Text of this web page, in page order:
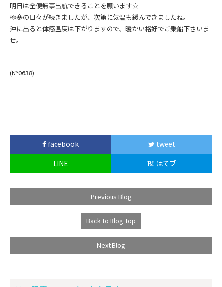
明日は全便無事出航できることを願います☆
極寒の日々が続きましたが、次第に気温も緩んできましたね。
沖に出ると体感温度は下がりますので、暖かい格好でご乗船下さいま
せ。
(№0638)
facebook
tweet
LINE
はてブ
Previous Blog
Back to Blog Top
Next Blog